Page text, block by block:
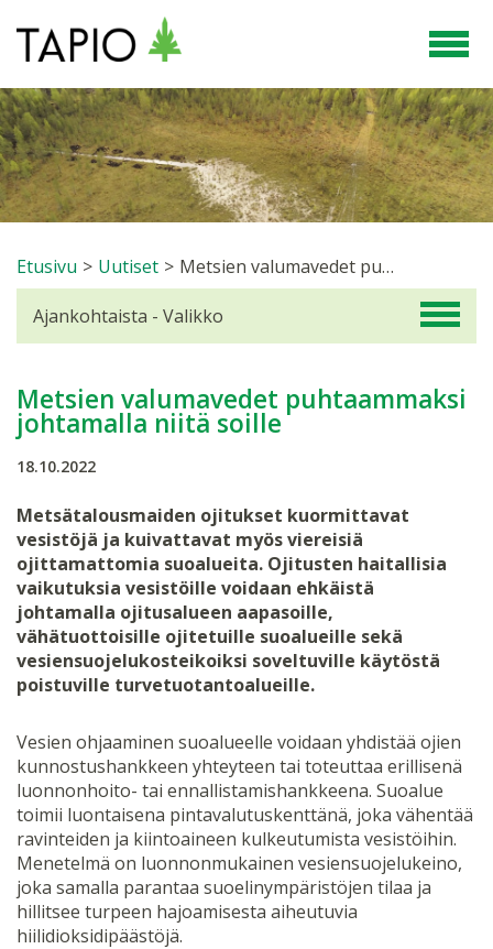
Etusivu > Uutiset > Metsien valumavedet puhtaammaksi johtamalla niitä soille
Metsien valumavedet puhtaammaksi
johtamalla niitä soille
18.10.2022
Metsätalousmaiden ojitukset kuormittavat
vesistöjä ja kuivattavat myös viereisiä
ojittamattomia suoalueita. Ojitusten haitallisia
vaikutuksia vesistöille voidaan ehkäistä
johtamalla ojitusalueen aapasoille,
vähätuottoisille ojitetuille suoalueille sekä
vesiensuojelukosteikoiksi soveltuville käytöstä
poistuville turvetuotantoalueille.
Vesien ohjaaminen suoalueelle voidaan yhdistää ojien
kunnostushankkeen yhteyteen tai toteuttaa erillisenä
luonnonhoito- tai ennallistamishankkeena. Suoalue
toimii luontaisena pintavalutuskenttänä, joka vähentää
ravinteiden ja kiintoaineen kulkeutumista vesistöihin.
Menetelmä on luonnonmukainen vesiensuojelukeino,
joka samalla parantaa suoelinympäristöjen tilaa ja
hillitsee turpeen hajoamisesta aiheutuvia
hiilidioksidipäästöjä.
Ajankohtaista - Valikko